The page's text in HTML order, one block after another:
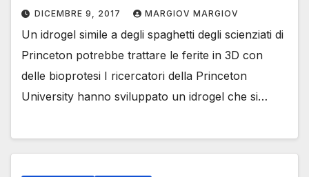
DICEMBRE 9, 2017 MARGIOV MARGIOV
Un idrogel simile a degli spaghetti degli scienziati di
Princeton potrebbe trattare le ferite in 3D con
delle bioprotesi I ricercatori della Princeton
University hanno sviluppato un idrogel che si…